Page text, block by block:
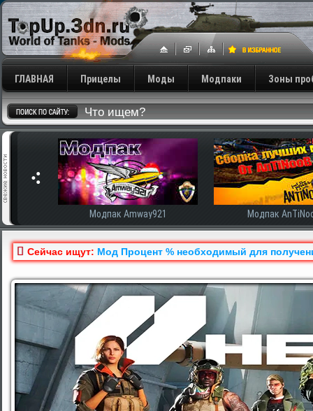
ГЛАВНАЯ Прицелы Моды Модпаки Зоны
Модпак Amway921 Модпак
Сейчас ищут: Мод Процент % необходимый для